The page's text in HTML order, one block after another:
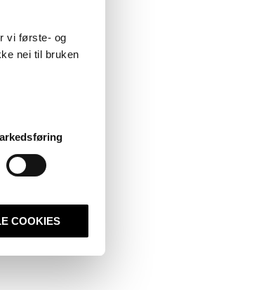
vi første- og
nei til bruken
COOKIES
Rikki
og det
7